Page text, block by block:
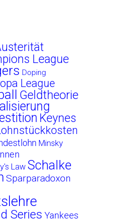
League
Doping
League
Geldtheorie
Keynes
Minsky
Law Schalke
Sparparadoxon
Series Yankees